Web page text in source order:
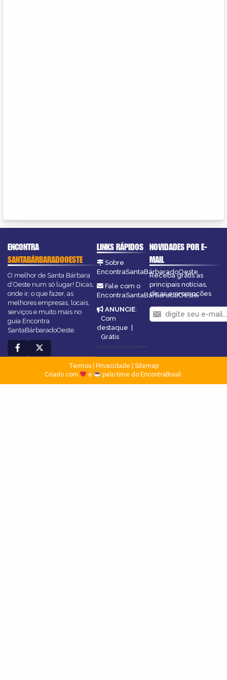
ENCONTRA
SANTABÁRBARADOOESTE
O melhor de Santa Bárbara
d’Oeste num só lugar! Dicas,
onde ir, o que fazer, as
melhores empresas, locais,
serviços e muito mais no
guia Encontra
SantaBárbaradoOeste.
LINKS RÁPIDOS
Sobre
EncontraSantaBárbaradoOeste
Fale com o
EncontraSantaBárbaradoOeste
ANUNCIE:
Com
destaque |
Grátis
NOVIDADES POR E-
MAIL
Receba grátis as
principais notícias,
dicas e promoções
Termos| Privacidade
Sitemap
Criado com
e pelo time do EncontraBrasil